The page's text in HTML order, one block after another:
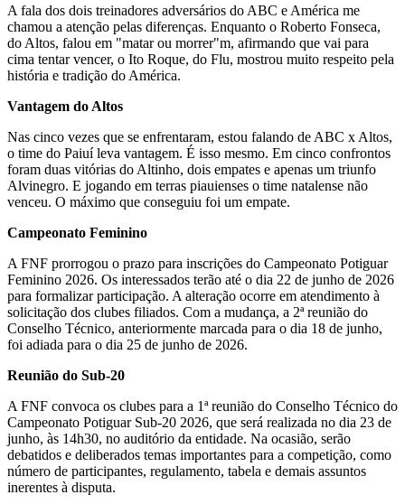
A fala dos dois treinadores adversários do ABC e América me
chamou a atenção pelas diferenças. Enquanto o Roberto Fonseca,
do Altos, falou em "matar ou morrer"m, afirmando que vai para
cima tentar vencer, o Ito Roque, do Flu, mostrou muito respeito pela
história e tradição do América.
Vantagem do Altos
Nas cinco vezes que se enfrentaram, estou falando de ABC x Altos,
o time do Paiuí leva vantagem. É isso mesmo. Em cinco confrontos
foram duas vitórias do Altinho, dois empates e apenas um triunfo
Alvinegro. E jogando em terras piauienses o time natalense não
venceu. O máximo que conseguiu foi um empate.
Campeonato Feminino
A FNF prorrogou o prazo para inscrições do Campeonato Potiguar
Feminino 2026. Os interessados terão até o dia 22 de junho de 2026
para formalizar participação. A alteração ocorre em atendimento à
solicitação dos clubes filiados. Com a mudança, a 2ª reunião do
Conselho Técnico, anteriormente marcada para o dia 18 de junho,
foi adiada para o dia 25 de junho de 2026.
Reunião do Sub-20
A FNF convoca os clubes para a 1ª reunião do Conselho Técnico do
Campeonato Potiguar Sub-20 2026, que será realizada no dia 23 de
junho, às 14h30, no auditório da entidade. Na ocasião, serão
debatidos e deliberados temas importantes para a competição, como
número de participantes, regulamento, tabela e demais assuntos
inerentes à disputa.